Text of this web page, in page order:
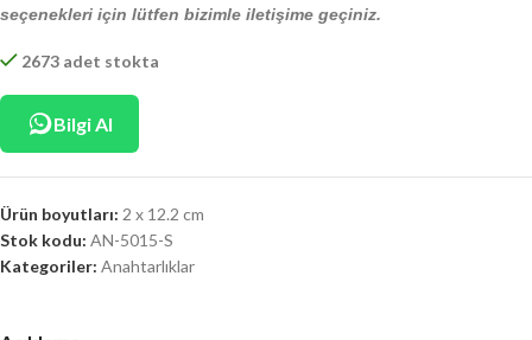
seçenekleri için lütfen bizimle iletişime geçiniz.
2673 adet stokta
Bilgi Al
Ürün boyutları: 2 x 12.2 cm
Stok kodu: AN-5015-S
Kategoriler: Anahtarlıklar